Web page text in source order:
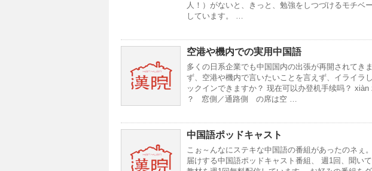
人！）がないと、きっと、勉強をしつづけるモチベ
しています。 …
空港や機内での実用中国語
多くの日系企業でも中国国内の出張が再開されてき
ず、空港や機内で言いたいことを言えず、イライラ
ックインできますか？ 现在可以办登机手续吗？
？ 窓側／通路側 の席は空 …
中国語ポッドキャスト
こぉ～んなにステキな中国語の番組があったのネぇ
届けする中国語ポッドキャスト番組、 週1回、聞い